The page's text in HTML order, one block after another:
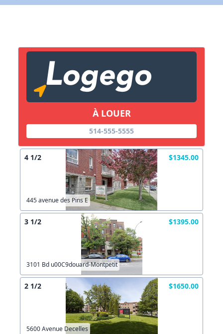
À LOUER
514-555-5555
4 1/2 $1345.00
445 avenue des Pins E
3 1/2 $1395.00
3101 Bd u00C9douard-Montpetit
2 1/2 $1650.00
5600 Avenue Decelles
Lien vers inscription (sera inclus dans courriel)
Copier lien
X Fermer
X Fermer